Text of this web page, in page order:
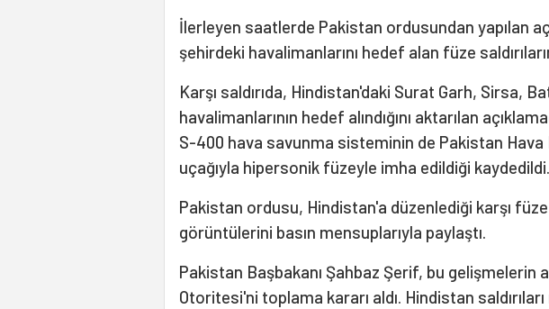
İlerleyen saatlerde Pakistan ordusundan yapılan
şehirdeki havalimanlarını hedef alan füze
Karşı saldırıda, Hindistan'daki Surat Garh, Sirsa,
havalimanlarının hedef alındığını aktarılan
S-400 hava savunma sisteminin de Pakistan
uçağıyla hipersonik füzeyle imha edildiği kaydedildi.
Pakistan ordusu, Hindistan'a düzenlediği karşı füze
görüntülerini basın mensuplarıyla paylaştı.
Pakistan Başbakanı Şahbaz Şerif, bu gelişmelerin
Otoritesi'ni toplama kararı aldı. Hindistan